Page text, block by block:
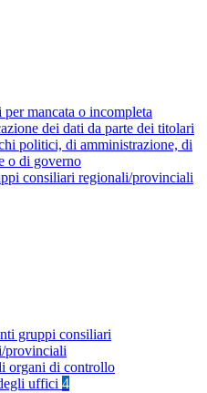
per mancata o incompleta
dei dati da parte dei titolari
politici, di amministrazione, di
o di governo
consiliari regionali/provinciali
gruppi consiliari
provinciali
organi di controllo
uffici 4